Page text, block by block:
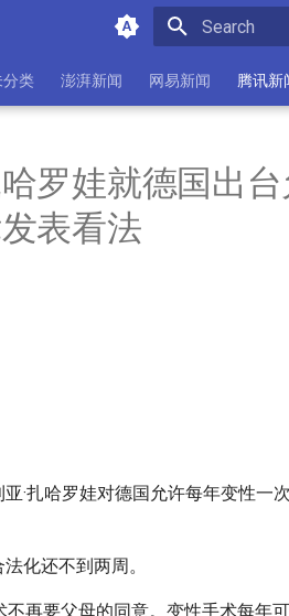
分类 澎湃新闻 网易新闻 腾讯新
罗娃就德国出
表看法
·扎哈罗娃对德国允许每年变性一
化还不到两周。
再要父母的同意。变性手术每年可